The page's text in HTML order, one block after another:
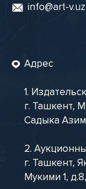
info@art-v.uz
Адрес
1.
г. Ташкент,
Садыка
2.
г. Ташкент,
Мукими 1,